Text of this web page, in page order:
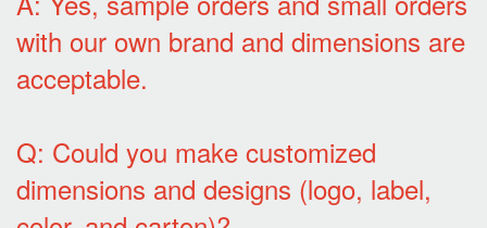
with our own brand and dimensions are
acceptable.
Q: Could you make customized
dimensions and designs (logo, label,